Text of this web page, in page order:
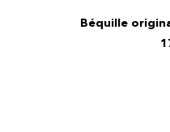
Béquille